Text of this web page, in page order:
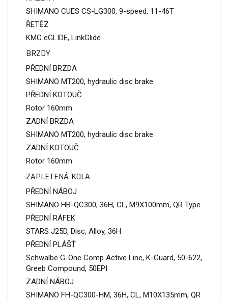
SHIMANO CUES CS-LG300, 9-speed, 11-46T
ŘETĚZ
KMC eGLIDE, LinkGlide
BRZDY
PŘEDNÍ BRZDA
SHIMANO MT200, hydraulic disc brake
PŘEDNÍ KOTOUČ
Rotor 160mm
ZADNÍ BRZDA
SHIMANO MT200, hydraulic disc brake
ZADNÍ KOTOUČ
Rotor 160mm
ZAPLETENÁ KOLA
PŘEDNÍ NÁBOJ
SHIMANO HB-QC300, 36H, CL, M9X100mm, QR Type
PŘEDNÍ RÁFEK
STARS J25D, Disc, Alloy, 36H
PŘEDNÍ PLÁŠŤ
Schwalbe G-One Comp Active Line, K-Guard, 50-622,
Greeb Compound, 50EPI
ZADNÍ NÁBOJ
SHIMANO FH-QC300-HM, 36H, CL, M10X135mm, QR